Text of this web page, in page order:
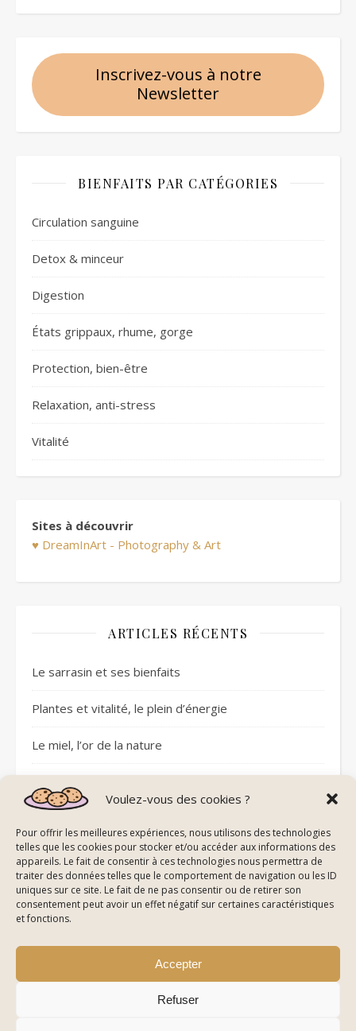
Voulez-vous des cookies ?
Pour offrir les meilleures expériences, nous utilisons des technologies
telles que les cookies pour stocker et/ou accéder aux informations des
appareils. Le fait de consentir à ces technologies nous permettra de
traiter des données telles que le comportement de navigation ou les ID
uniques sur ce site. Le fait de ne pas consentir ou de retirer son
consentement peut avoir un effet négatif sur certaines caractéristiques
et fonctions.
Accepter
Refuser
Inscrivez-vous à notre
Newsletter
BIENFAITS PAR CATÉGORIES
Circulation sanguine
Detox & minceur
Digestion
États grippaux, rhume, gorge
Protection, bien-être
Relaxation, anti-stress
Vitalité
Sites à découvrir
♥ DreamInArt - Photography & Art
ARTICLES RÉCENTS
Le sarrasin et ses bienfaits
Plantes et vitalité, le plein d’énergie
Le miel, l’or de la nature
© All Right Reserved Energie De La Nature
Mentions Légales
Plan du Site